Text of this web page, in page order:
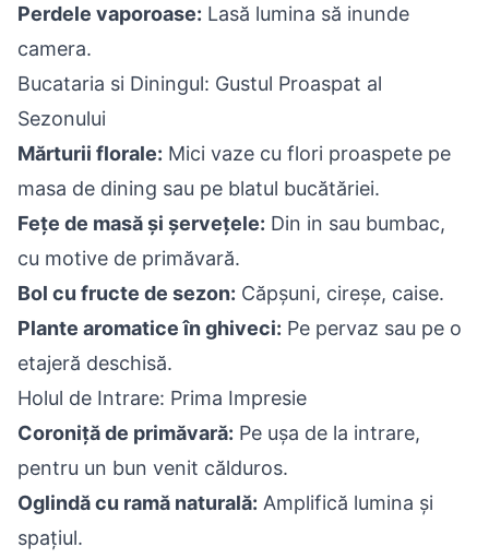
Perdele vaporoase: Lasă lumina să inunde
camera.
Bucataria si Diningul: Gustul Proaspat al
Sezonului
Mărturii florale: Mici vaze cu flori proaspete pe
masa de dining sau pe blatul bucătăriei.
Fețe de masă și șervețele: Din in sau bumbac,
cu motive de primăvară.
Bol cu fructe de sezon: Căpșuni, cireșe, caise.
Plante aromatice în ghiveci: Pe pervaz sau pe o
etajeră deschisă.
Holul de Intrare: Prima Impresie
Coroniță de primăvară: Pe ușa de la intrare,
pentru un bun venit călduros.
Oglindă cu ramă naturală: Amplifică lumina și
spațiul.